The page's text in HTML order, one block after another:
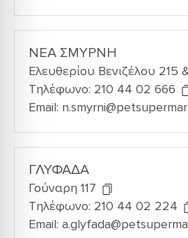
ΝΕΑ ΣΜΥΡΝΗ
Ελευθερίου Βενιζέλου 215
Τηλέφωνο: 210 44 02 666
Email:
ΓΛΥΦΑΔΑ
Γούναρη 117
Τηλέφωνο: 210 44 02 224
Email: